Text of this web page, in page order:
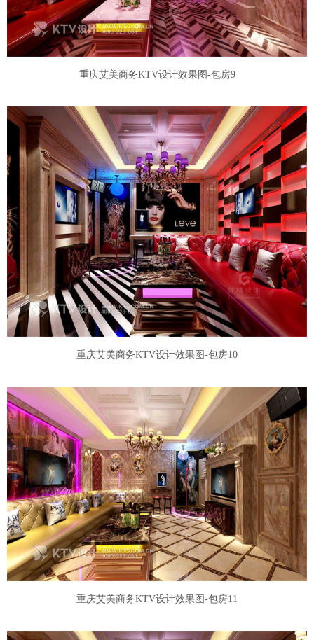
重庆艾美商务KTV设计效果图-包房9
重庆艾美商务KTV设计效果图-包房10
重庆艾美商务KTV设计效果图-包房11